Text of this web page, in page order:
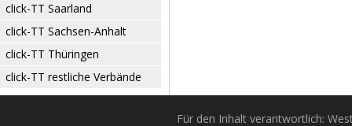
click-TT Saarland
click-TT Sachsen-Anhalt
click-TT Thüringen
click-TT restliche Verbände
Für den Inhalt verantwortlich: